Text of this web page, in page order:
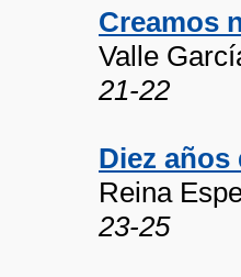
Creamos
Valle
21-22
Diez
Reina
23-25